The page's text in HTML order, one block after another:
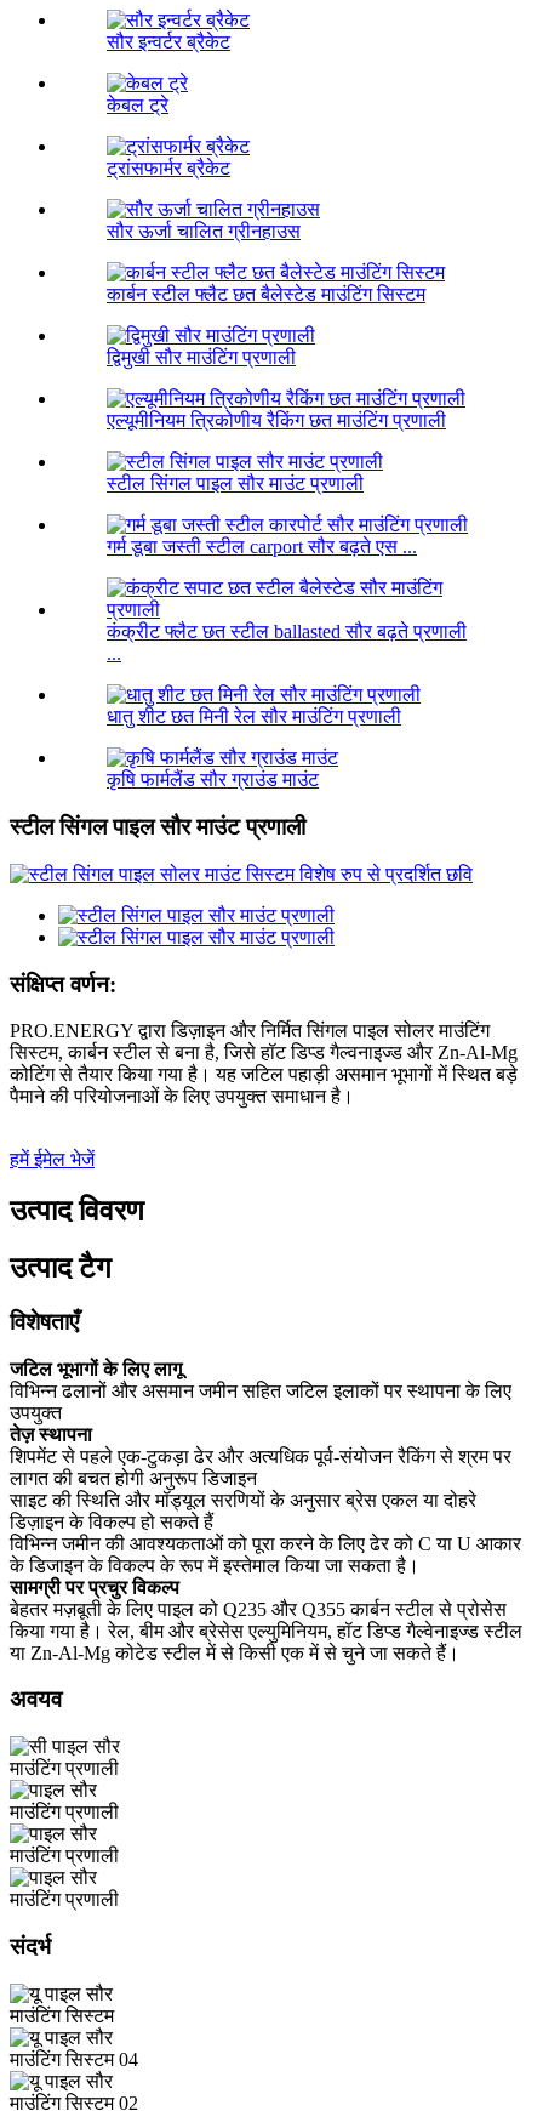
सौर इन्वर्टर ब्रैकेट
केबल ट्रे
ट्रांसफार्मर ब्रैकेट
सौर ऊर्जा चालित ग्रीनहाउस
कार्बन स्टील फ्लैट छत बैलेस्टेड माउंटिंग सिस्टम
द्विमुखी सौर माउंटिंग प्रणाली
एल्यूमीनियम त्रिकोणीय रैकिंग छत माउंटिंग प्रणाली
स्टील सिंगल पाइल सौर माउंट प्रणाली
गर्म डूबा जस्ती स्टील carport सौर बढ़ते एस ...
कंक्रीट फ्लैट छत स्टील ballasted सौर बढ़ते प्रणाली
...
धातु शीट छत मिनी रेल सौर माउंटिंग प्रणाली
कृषि फार्मलैंड सौर ग्राउंड माउंट
स्टील सिंगल पाइल सौर माउंट प्रणाली
संक्षिप्त वर्णन:
PRO.ENERGY द्वारा डिज़ाइन और निर्मित सिंगल पाइल सोलर माउंटिंग
सिस्टम, कार्बन स्टील से बना है, जिसे हॉट डिप्ड गैल्वनाइज्ड और Zn-Al-Mg
कोटिंग से तैयार किया गया है। यह जटिल पहाड़ी असमान भूभागों में स्थित बड़े
पैमाने की परियोजनाओं के लिए उपयुक्त समाधान है।
हमें ईमेल भेजें
उत्पाद विवरण
उत्पाद टैग
विशेषताएँ
जटिल भूभागों के लिए लागू
विभिन्न ढलानों और असमान जमीन सहित जटिल इलाकों पर स्थापना के लिए
उपयुक्त
तेज़ स्थापना
शिपमेंट से पहले एक-टुकड़ा ढेर और अत्यधिक पूर्व-संयोजन रैकिंग से श्रम पर
लागत की बचत होगी अनुरूप डिजाइन
साइट की स्थिति और मॉड्यूल सरणियों के अनुसार ब्रेस एकल या दोहरे
डिज़ाइन के विकल्प हो सकते हैं
विभिन्न जमीन की आवश्यकताओं को पूरा करने के लिए ढेर को C या U आकार
के डिजाइन के विकल्प के रूप में इस्तेमाल किया जा सकता है।
सामग्री पर प्रचुर विकल्प
बेहतर मज़बूती के लिए पाइल को Q235 और Q355 कार्बन स्टील से प्रोसेस
किया गया है। रेल, बीम और ब्रेसेस एल्युमिनियम, हॉट डिप्ड गैल्वेनाइज्ड स्टील
या Zn-Al-Mg कोटेड स्टील में से किसी एक में से चुने जा सकते हैं।
अवयव
संदर्भ